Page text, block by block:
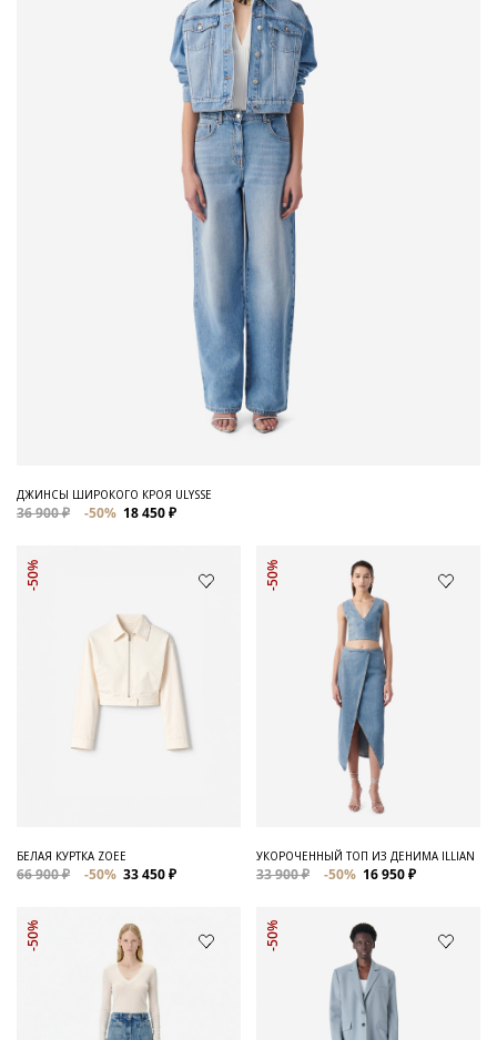
ДЖИНСЫ ШИРОКОГО КРОЯ ULYSSE
36 900 ₽ -50% 18 450 ₽
-50%
БЕЛАЯ КУРТКА ZOEE
66 900 ₽ -50% 33 450 ₽
-50%
УКОРОЧЕННЫЙ ТОП ИЗ ДЕНИМА ILLIAN
33 900 ₽ -50% 16 950 ₽
-50% -50%